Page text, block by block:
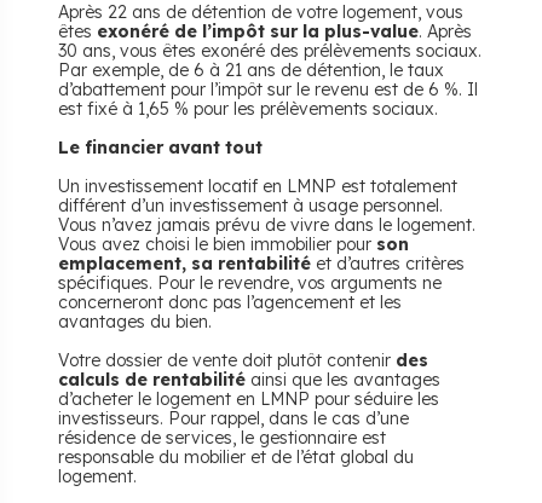
Après 22 ans de détention de votre logement, vous
êtes exonéré de l’impôt sur la plus-value. Après
30 ans, vous êtes exonéré des prélèvements sociaux.
Par exemple, de 6 à 21 ans de détention, le taux
d’abattement pour l’impôt sur le revenu est de 6 %. Il
est fixé à 1,65 % pour les prélèvements sociaux.
Le financier avant tout
Un investissement locatif en LMNP est totalement
différent d’un investissement à usage personnel.
Vous n’avez jamais prévu de vivre dans le logement.
Vous avez choisi le bien immobilier pour son
emplacement, sa rentabilité et d’autres critères
spécifiques. Pour le revendre, vos arguments ne
concerneront donc pas l’agencement et les
avantages du bien.
Votre dossier de vente doit plutôt contenir des
calculs de rentabilité ainsi que les avantages
d’acheter le logement en LMNP pour séduire les
investisseurs. Pour rappel, dans le cas d’une
résidence de services, le gestionnaire est
responsable du mobilier et de l’état global du
logement.